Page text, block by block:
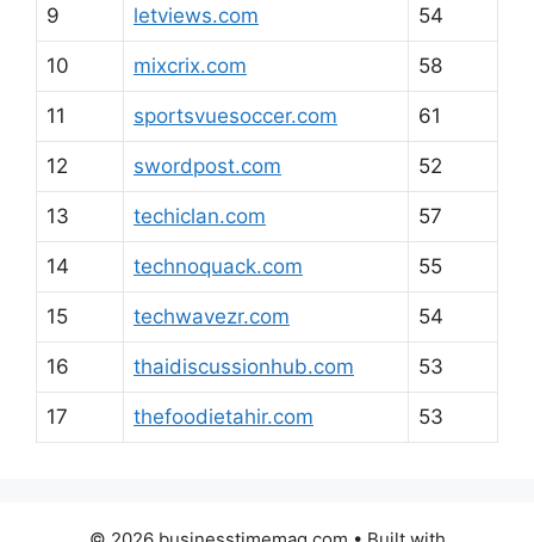
9 letviews.com 54
10 mixcrix.com 58
11 sportsvuesoccer.com 61
12 swordpost.com 52
13 techiclan.com 57
14 technoquack.com 55
15 techwavezr.com 54
16 thaidiscussionhub.com 53
17 thefoodietahir.com 53